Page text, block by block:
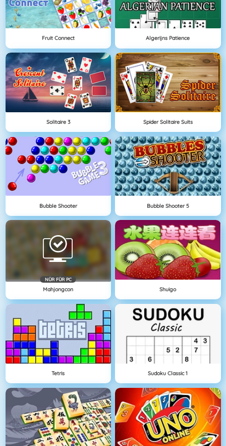
Fruit Connect Algerijns Patience
Solitaire 3 Spider Solitaire Suits
Bubble Shooter Bubble Shooter 5
NÜR FÜR PC
Mahjongcon Shuigo
Tetris Sudoku Classic 1